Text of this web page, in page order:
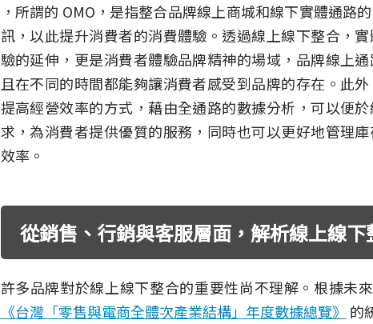
，所謂的 OMO，是指整合品牌線上商城和線下實體通路
訊，以此提升消費者的消費體驗。透過線上線下整合，
驗的延伸，更是消費者體驗品牌精神的場域，品牌線上
且在不同的時間都能夠讓消費者感受到品牌的存在。此
提高經營效率的方式，藉由全通路的數據分析，可以便
求，為消費者提供優質的服務，同時也可以更好地管理
效率。
從銷售、行銷與客服層面，解析線上線
許多品牌對於線上線下整合的重要性尚不理解。根據未
《台灣「零售與電商全體次產業結構」年度數據總覽》 的